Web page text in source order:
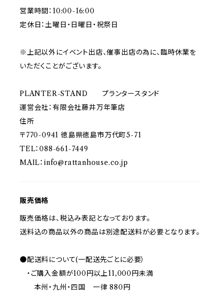
営業時間：10:00-16:00
定休日：土曜日・日曜日・祝祭日
※上記以外にイベント出店、催事出店の為に、臨時休業を
いただくことがございます。
PLANTER-STAND プランタースタンド
運営会社：有限会社藤井万年筆店
住所
〒770-0941 徳島県徳島市万代町5-71
TEL：088-661-7449
MAIL： info@rattanhouse.co.jp
販売価格
販売価格は、税込み表記となっております。
送料込の商品以外の商品は別途配送料が必要となります。
●配送料について(一配送先ごとに必要）
・ご購入金額が100円以上11,000円未満
本州・九州・四国 一律 880円